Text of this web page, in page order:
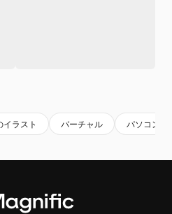
イラスト バーチャル パソコン